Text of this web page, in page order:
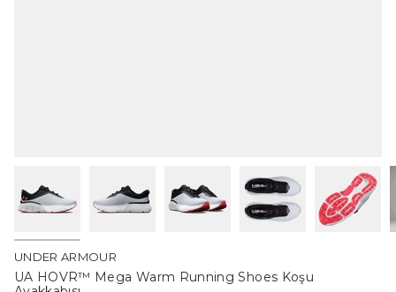
UNDER ARMOUR
UA HOVR™ Mega Warm Running Shoes Koşu